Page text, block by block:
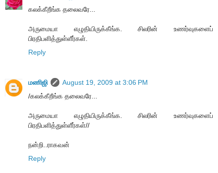
கலக்கீறீங்க தலைவரே...
அருமையா எழுதியிருக்கீங்க. சிலரின் உணர்வுகளைப்
பிரதிபளித்துள்ளீர்கள்.
Reply
மணிஜி
August 19, 2009 at 3:06 PM
/கலக்கீறீங்க தலைவரே...
அருமையா எழுதியிருக்கீங்க. சிலரின் உணர்வுகளைப்
பிரதிபளித்துள்ளீர்கள்//
நன்றி..ராகவன்
Reply